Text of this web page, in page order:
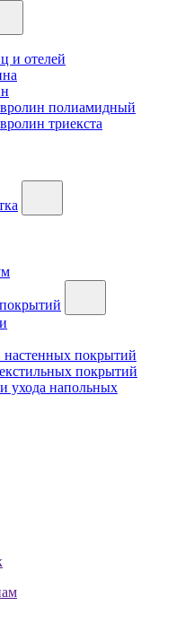
и отелей
полиамидный
триекста
покрытий
покрытий
ухода напольных